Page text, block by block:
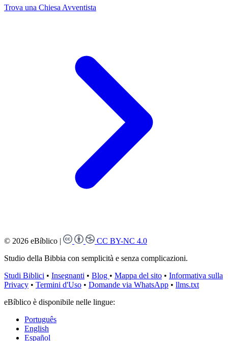
Trova una Chiesa Avventista
© 2026 eBíblico |
CC BY-NC 4.0
Studio della Bibbia con semplicità e senza complicazioni.
Studi Biblici • Insegnanti • Blog • Mappa del sito • Informativa sulla
Privacy • Termini d'Uso • Domande via WhatsApp • llms.txt
eBíblico è disponibile nelle lingue:
Português
English
Español